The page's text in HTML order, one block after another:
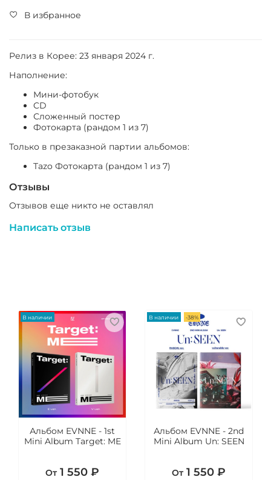
В избранное
Релиз в Корее: 23 января 2024 г.
Наполнение:
Мини-фотобук
CD
Сложенный постер
Фотокарта (рандом 1 из 7)
Только в презаказной партии альбомов:
Tazo Фотокарта (рандом 1 из 7)
Отзывы
Отзывов еще никто не оставлял
Написать отзыв
В наличии
Альбом EVNNE - 1st
Mini Album Target: ME
От 1 550 ₽
В наличии -38%
Альбом EVNNE - 2nd
Mini Album Un: SEEN
От 1 550 ₽